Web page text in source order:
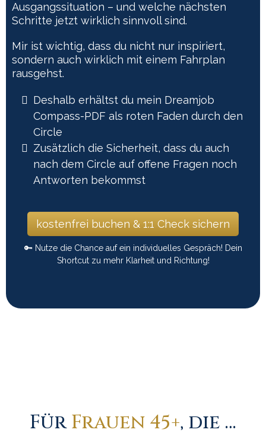
Ausgangssituation – und welche nächsten
Schritte jetzt wirklich sinnvoll sind.
Mir ist wichtig, dass du nicht nur inspiriert,
sondern auch wirklich mit einem Fahrplan
rausgehst.
Deshalb erhältst du mein Dreamjob
Compass-PDF als roten Faden durch den
Circle
Zusätzlich die Sicherheit, dass du auch
nach dem Circle auf offene Fragen noch
Antworten bekommst
kostenfrei buchen & 1:1 Check sichern
🔑 Nutze die Chance auf ein individuelles Gespräch! Dein
Shortcut zu mehr Klarheit und Richtung!
FürFrauen 45+, die …